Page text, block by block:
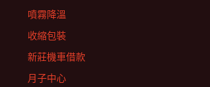
噴霧降溫
收縮包裝
新莊機車借款
月子中心